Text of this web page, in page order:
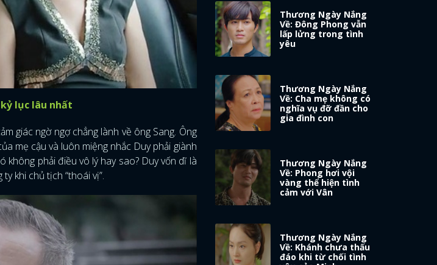
lục lâu nhất
giác ngờ ngợ chẳng lành về ông Sang. Ông
mẹ cậu và luôn miệng nhắc Duy phải giành
phải điều vô lý hay sao? Duy vốn dĩ là
khi chủ tịch “thoái vị”.
Thương Ngày Nắng
Về: Đông Phong vẫn
lấp lửng trong tình
yêu
Thương Ngày Nắng
Về: Cha mẹ không có
nghĩa vụ đỡ đần cho
gia đình con
Thương Ngày Nắng
Về: Phong hơi vội
vàng thể hiện tình
cảm với Vân
Thương Ngày Nắng
Về: Khánh chưa thấu
đáo khi từ chối tình